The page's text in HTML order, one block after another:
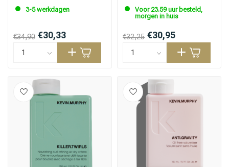
3-5 werkdagen
€34,90 €30,33
Voor 23.59 uur besteld,
morgen in huis
€32,25 €30,95